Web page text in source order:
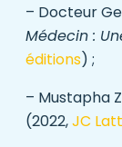
– Docteur
Médecin :
éditions) ;
– Mustapha
(2022,JC